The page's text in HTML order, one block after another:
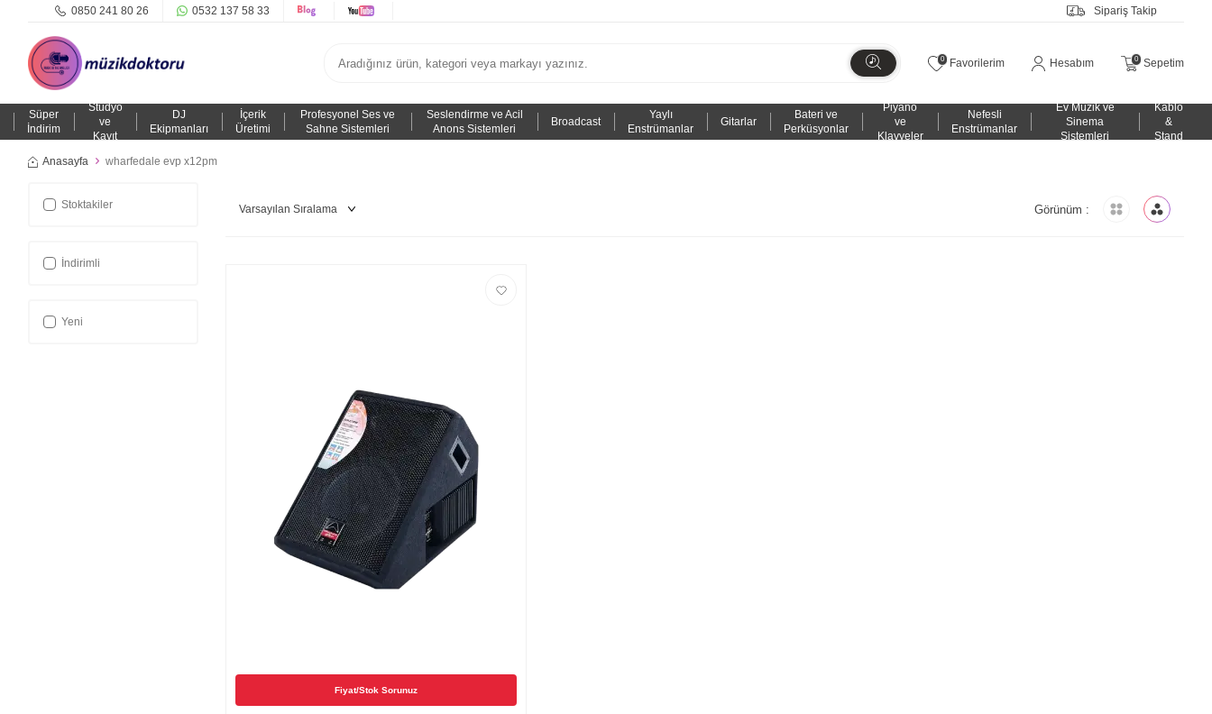
0850 241 80 26 0532 137 58 33 Sipariş Takip
0 Favorilerim Hesabım 0 Sepetim
Süper
İndirim
Stüdyo
ve
Kayıt
DJ
Ekipmanları
İçerik
Üretimi
Profesyonel Ses ve
Sahne Sistemleri
Seslendirme ve Acil
Anons Sistemleri
Broadcast
Yaylı
Enstrümanlar
Gitarlar
Bateri ve
Perküsyonlar
Piyano
ve
Klavyeler
Nefesli
Enstrümanlar
Ev Müzik ve
Sinema
Sistemleri
Kablo
&
Stand
Anasayfa
wharfedale evp x12pm
Stoktakiler
İndirimli
Yeni
Görünüm :
Fiyat/Stok Sorunuz